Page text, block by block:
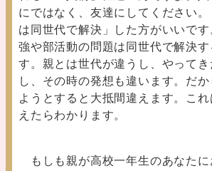
にではなく、友達にしてください
は同世代で解決」した方がいいで
強や部活動の問題は同世代で解決
す。親とは世代が違うし、やってき
し、その時の発想も違います。だ
ようとすると大抵間違えます。こ
えたらわかります。
もしも親が高校一年生のあなたに